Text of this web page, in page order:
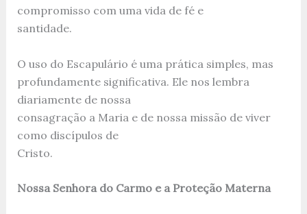
compromisso com uma vida de fé e
santidade.
O uso do Escapulário é uma prática simples, mas
profundamente significativa. Ele nos lembra
diariamente de nossa
consagração a Maria e de nossa missão de viver
como discípulos de
Cristo.
Nossa Senhora do Carmo e a Proteção Materna